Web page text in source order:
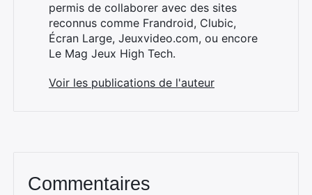
permis de collaborer avec des sites
reconnus comme Frandroid, Clubic,
Écran Large, Jeuxvideo.com, ou encore
Le Mag Jeux High Tech.
Voir les publications de l'auteur
Commentaires